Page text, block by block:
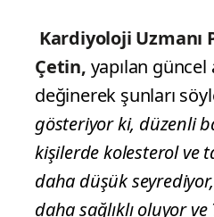
Kardiyoloji Uzmanı
Çetin, yapılan
değinerek şunları
gösteriyor ki, düzenli
kişilerde kolesterol ve
daha düşük
daha sağlıklı oluyor